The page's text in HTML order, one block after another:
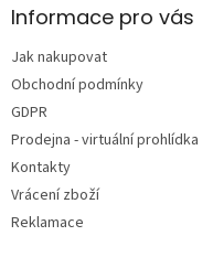
aInformace pro vás
Jak nakupovat
Obchodní podmínky
GDPR
Prodejna - virtuální prohlídka
Kontakty
Vrácení zboží
Reklamace